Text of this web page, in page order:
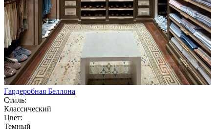
Гардеробная Беллона
Стиль:
Классический
Цвет:
Темный